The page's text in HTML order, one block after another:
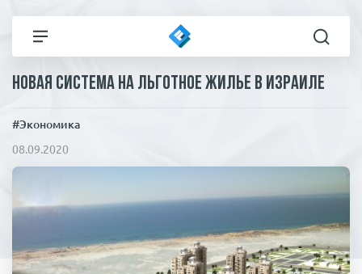
Все новости
Политика
Технологии
Пресса
Новая система на льготное жилье в Израиле
#Экономика
08.09.2020